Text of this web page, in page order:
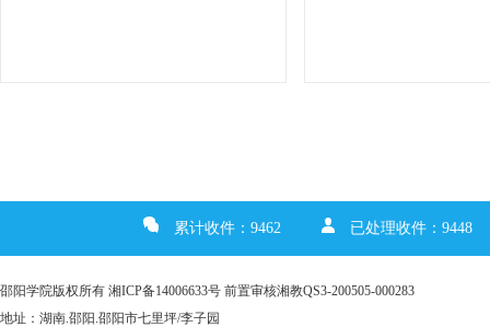
累计收件：9462 已处理收件：9448
邵阳学院版权所有 湘ICP备14006633号 前置审核湘教QS3-200505-000283
地址：湖南.邵阳.邵阳市七里坪/李子园